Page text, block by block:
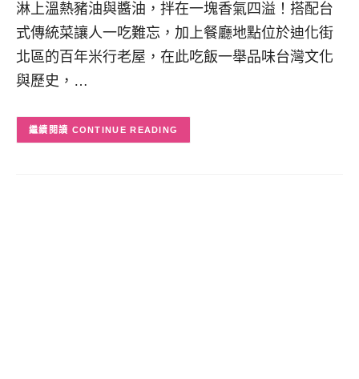
淋上溫熱豬油與醬油，拌在一塊香氣四溢！搭配台
式傳統菜讓人一吃難忘，加上餐廳地點位於迪化街
北區的百年米行老屋，在此吃飯一舉品味台灣文化
與歷史，…
CONTINUE READING